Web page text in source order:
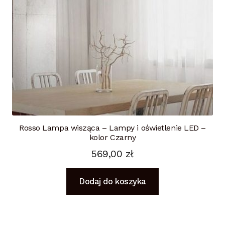
Rosso Lampa wisząca – Lampy i oświetlenie LED –
kolor Czarny
569,00 zł
Dodaj do koszyka